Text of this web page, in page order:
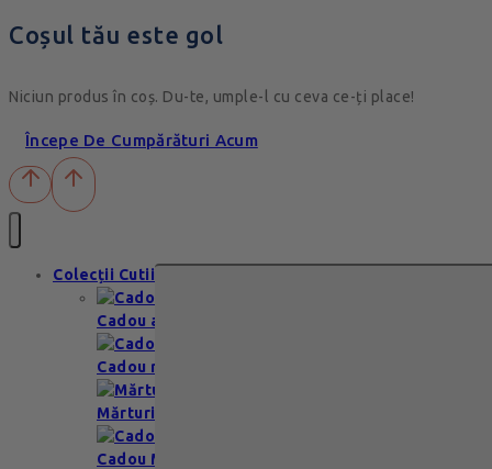
Coșul tău este gol
Niciun produs în coș. Du-te, umple-l cu ceva ce-ți place!
Începe De Cumpărături Acum
Colecții Cutii
Cadou aniversare
Cadou romantic
Mărturii nuntă & botez
Cadou Multumesc